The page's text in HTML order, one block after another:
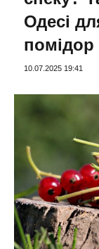
Одесі
помідор
10.07.2025 19:41